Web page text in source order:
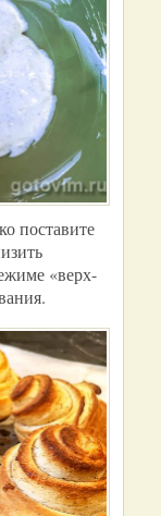
поставите
«верх-